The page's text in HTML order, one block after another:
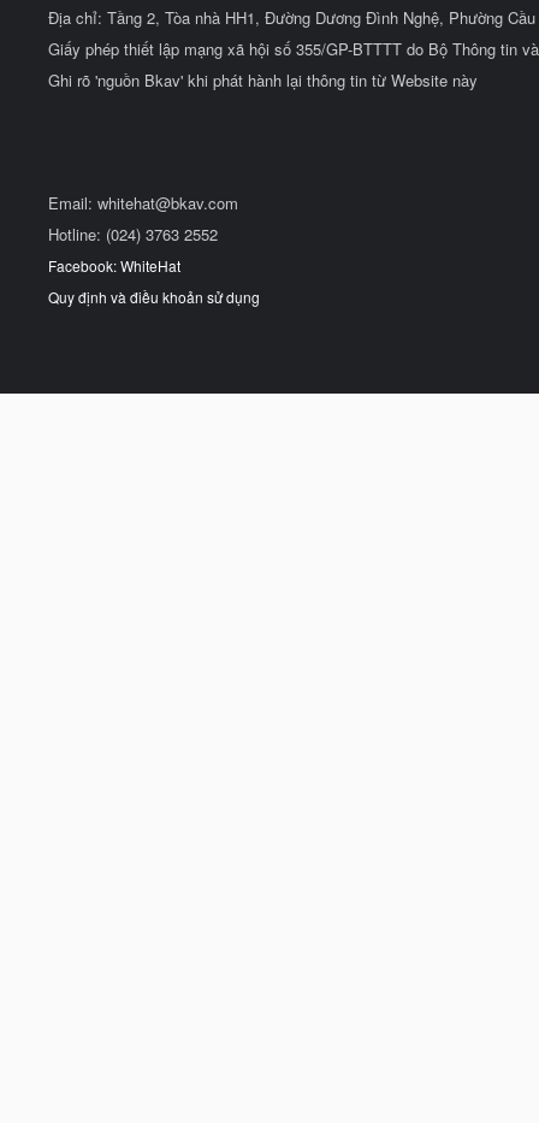
Địa chỉ: Tầng 2, Tòa nhà HH1, Đường Dương Đình Nghệ, Phường
Giấy phép thiết lập mạng xã hội số 355/GP-BTTTT do Bộ Thông tin
Ghi rõ 'nguồn Bkav' khi phát hành lại thông tin từ Website này
Email: whitehat@bkav.com
Hotline: (024) 3763 2552
Facebook: WhiteHat
Quy định và điều khoản sử dụng